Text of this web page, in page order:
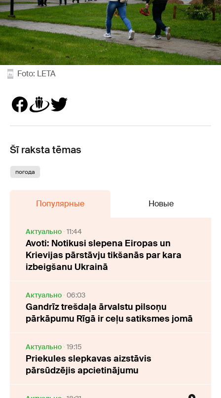
Foto: LETA
Šī raksta tēmas
погода
Популярные Новые
Актуально 11:44
Avoti: Notikusi slepena Eiropas un
Krievijas pārstāvju tikšanās par kara
izbeigšanu Ukrainā
Актуально 06:03
Gandrīz trešdaļa ārvalstu pilsoņu
pārkāpumu Rīgā ir ceļu satiksmes jomā
Актуально 19:15
Priekules slepkavas aizstāvis
pārsūdzējis apcietinājumu